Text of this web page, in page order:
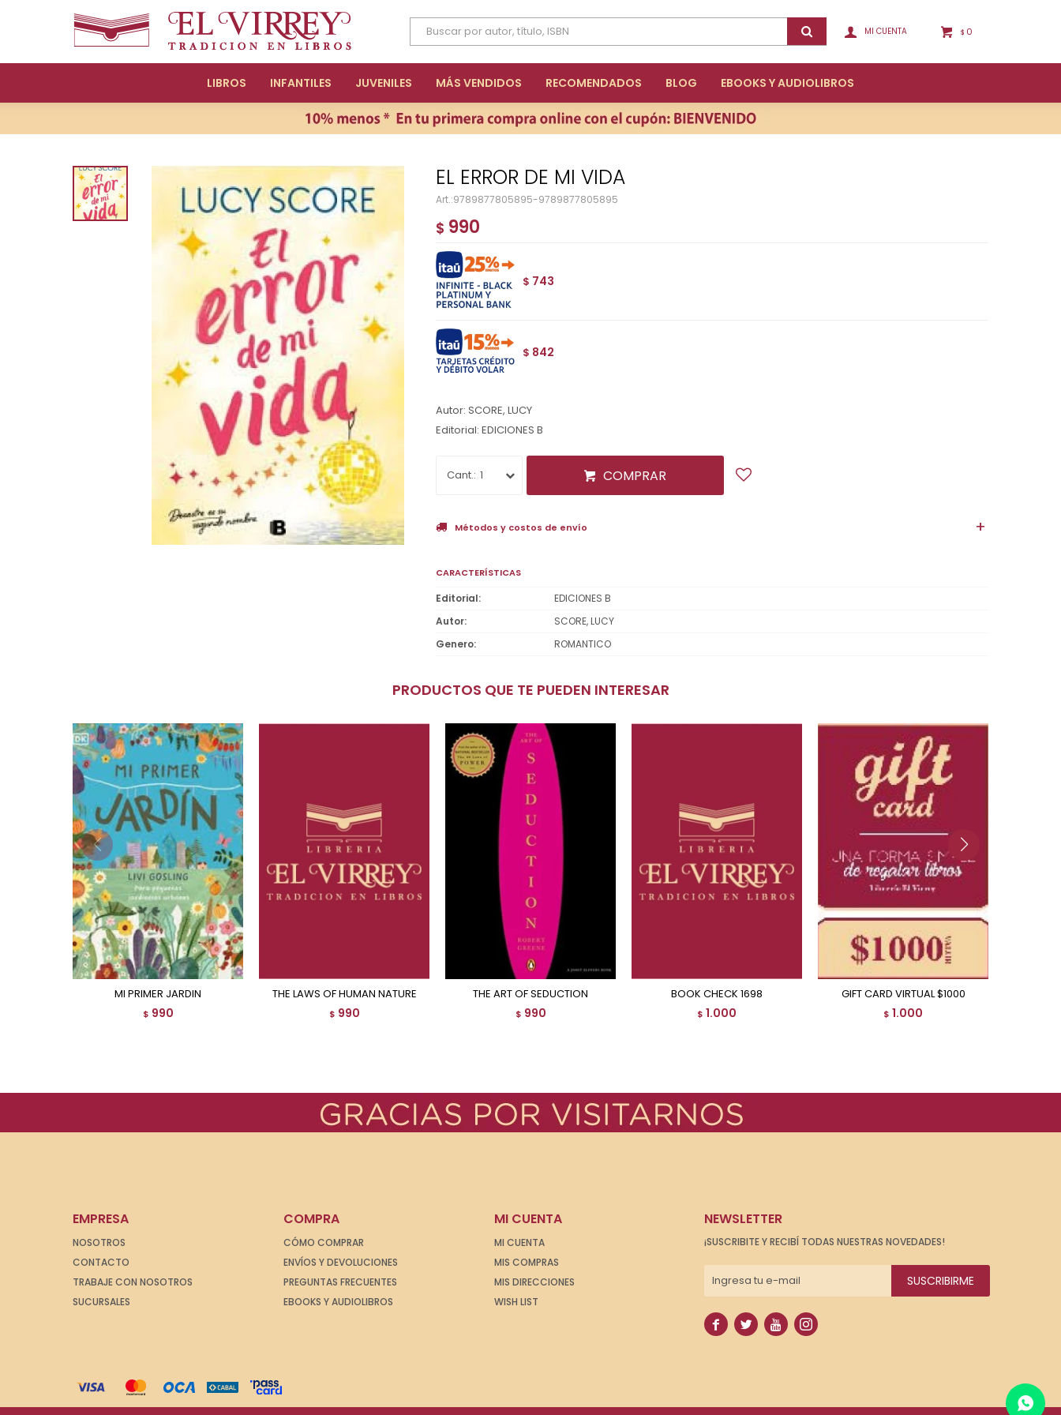
LIBROS INFANTILES JUVENILES MÁS VENDIDOS RECOMENDADOS BLOG EBOOKS Y AUDIOLIBROS
$ 0
EL ERROR DE MI VIDA
9789877805895-9789877805895
$ 990
$ 743
$ 842
Autor: SCORE, LUCY
Editorial: EDICIONES B
1 COMPRAR
Métodos y costos de envío
CARACTERÍSTICAS
Editorial
EDICIONES B
Autor
SCORE, LUCY
Genero
ROMANTICO
PRODUCTOS QUE TE PUEDEN INTERESAR
MI PRIMER JARDIN
$ 990
THE LAWS OF HUMAN NATURE
$ 990
THE ART OF SEDUCTION
$ 990
BOOK CHECK 1698
$ 1.000
GIFT CARD VIRTUAL $1000
$ 1.000
EMPRESA
NOSOTROS
CONTACTO
TRABAJE CON NOSOTROS
SUCURSALES
COMPRA
CÓMO COMPRAR
ENVÍOS Y DEVOLUCIONES
PREGUNTAS FRECUENTES
EBOOKS Y AUDIOLIBROS
MI CUENTA
MI CUENTA
MIS COMPRAS
MIS DIRECCIONES
WISH LIST
NEWSLETTER
¡SUSCRIBITE Y RECIBÍ TODAS NUESTRAS NOVEDADES!
SUSCRIBIRME
   